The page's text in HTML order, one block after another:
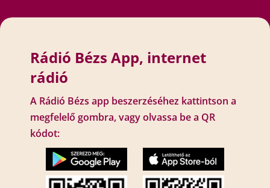
Rádió Bézs App, internet
rádió
A Rádió Bézs app beszerzéséhez kattintson a
megfelelő gombra, vagy olvassa be a QR
kódot: